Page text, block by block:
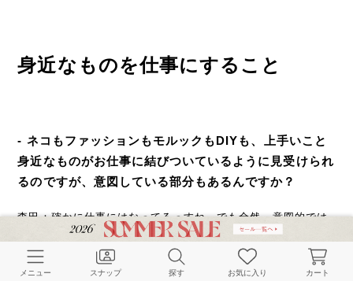
身近なものを仕事にすること
- ネコもファッションもモルックもDIYも、上手いこと
身近なものがお仕事に結びついているように見受けられ
るのですが、意図している部分もあるんですか？
森田：確かに仕事にはなってるっすね。でも全然、意図的では
ないっすよ（笑）。単純に興味を持って触れ始めたら熱中しち
ゃって、そればっかり考えて生活するようになると、だんだん
「これ、仕事になるんちゃう？」って思うようになるのは事実
メニュー スナップ 探す お気に入り カート